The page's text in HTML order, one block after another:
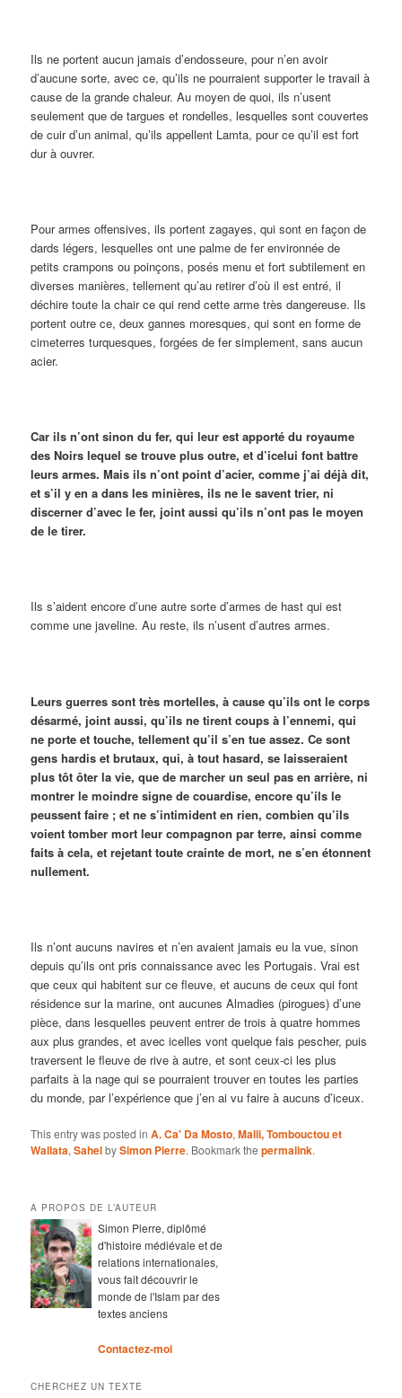
Ils ne portent aucun jamais d’endosseure, pour n’en avoir
d’aucune sorte, avec ce, qu’ils ne pourraient supporter le travail à
cause de la grande chaleur. Au moyen de quoi, ils n’usent
seulement que de targues et rondelles, lesquelles sont couvertes
de cuir d’un animal, qu’ils appellent Lamta, pour ce qu’il est fort
dur à ouvrer.
Pour armes offensives, ils portent zagayes, qui sont en façon de
dards légers, lesquelles ont une palme de fer environnée de
petits crampons ou poinçons, posés menu et fort subtilement en
diverses manières, tellement qu’au retirer d’où il est entré, il
déchire toute la chair ce qui rend cette arme très dangereuse. Ils
portent outre ce, deux gannes moresques, qui sont en forme de
cimeterres turquesques, forgées de fer simplement, sans aucun
acier.
Car ils n’ont sinon du fer, qui leur est apporté du royaume
des Noirs lequel se trouve plus outre, et d’icelui font battre
leurs armes. Mais ils n’ont point d’acier, comme j’ai déjà dit,
et s’il y en a dans les minières, ils ne le savent trier, ni
discerner d’avec le fer, joint aussi qu’ils n’ont pas le moyen
de le tirer.
Ils s’aident encore d’une autre sorte d’armes de hast qui est
comme une javeline. Au reste, ils n’usent d’autres armes.
Leurs guerres sont très mortelles, à cause qu’ils ont le corps
désarmé, joint aussi, qu’ils ne tirent coups à l’ennemi, qui
ne porte et touche, tellement qu’il s’en tue assez. Ce sont
gens hardis et brutaux, qui, à tout hasard, se laisseraient
plus tôt ôter la vie, que de marcher un seul pas en arrière, ni
montrer le moindre signe de couardise, encore qu’ils le
peussent faire ; et ne s’intimident en rien, combien qu’ils
voient tomber mort leur compagnon par terre, ainsi comme
faits à cela, et rejetant toute crainte de mort, ne s’en étonnent
nullement.
Ils n’ont aucuns navires et n’en avaient jamais eu la vue, sinon
depuis qu’ils ont pris connaissance avec les Portugais. Vrai est
que ceux qui habitent sur ce fleuve, et aucuns de ceux qui font
résidence sur la marine, ont aucunes Almadies (pirogues) d’une
pièce, dans lesquelles peuvent entrer de trois à quatre hommes
aux plus grandes, et avec icelles vont quelque fais pescher, puis
traversent le fleuve de rive à autre, et sont ceux-ci les plus
parfaits à la nage qui se pourraient trouver en toutes les parties
du monde, par l’expérience que j’en ai vu faire à aucuns d’iceux.
This entry was posted inA. Ca' Da Mosto,Malli, Tombouctou et
Wallata,SahelbySimon Pierre. Bookmark thepermalink.
A PROPOS DE L’AUTEUR
Simon Pierre, diplômé
d'histoire médiévale et de
relations internationales,
vous fait découvrir le
monde de l'Islam par des
textes anciens
Contactez-moi
CHERCHEZ UN TEXTE